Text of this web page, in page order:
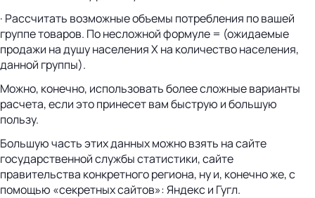
· Рассчитать возможные объемы потребления по вашей
группе товаров. По несложной формуле = (ожидаемые
продажи на душу населения Х на количество населения,
данной группы).
Можно, конечно, использовать более сложные варианты
расчета, если это принесет вам быструю и большую
пользу.
Большую часть этих данных можно взять на сайте
государственной службы статистики, сайте
правительства конкретного региона, ну и, конечно же, с
помощью «секретных сайтов»: Яндекс и Гугл.